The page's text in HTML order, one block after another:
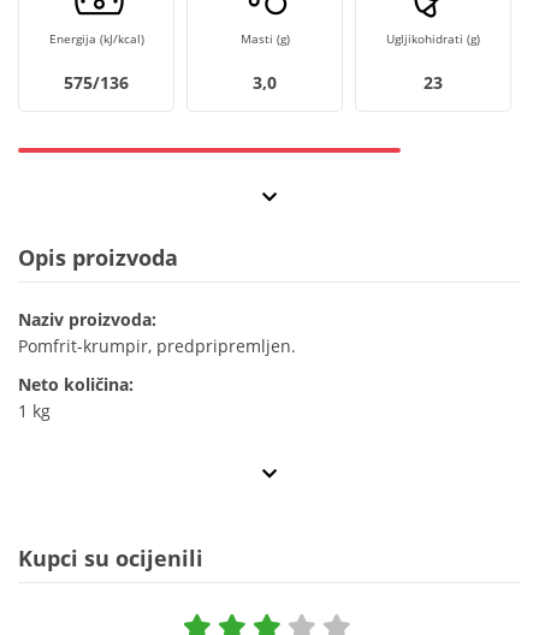
Energija (kJ/kcal)
575/136
Masti (g)
3,0
Ugljikohidrati (g)
23
Opis proizvoda
Naziv proizvoda:
Pomfrit-krumpir, predpripremljen.
Neto količina:
1 kg
Kupci su ocijenili